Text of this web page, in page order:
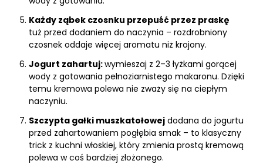
Każdy ząbek czosnku przepuść przez praskę
tuż przed dodaniem do naczynia – rozdrobniony
czosnek oddaje więcej aromatu niż krojony.
Jogurt zahartuj:wymieszaj z 2–3 łyżkami gorącej
wody z gotowania pełnoziarnistego makaronu. Dzięki
temu kremowa polewa nie zważy się na ciepłym
naczyniu.
Szczypta gałki muszkatołowej dodana do jogurtu
przed zahartowaniem pogłębia smak – to klasyczny
trick z kuchni włoskiej, który zmienia prostą kremową
polewa w coś bardziej złożonego.